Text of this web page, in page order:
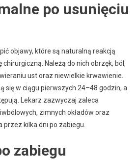
po usunięciu
objawy, które są naturalną reakcją
Należą do nich obrzęk, ból,
ust oraz niewielkie krwawienie.
się w ciągu pierwszych 24–48 godzin, a
Lekarz zazwyczaj zaleca
zimnych okładów oraz
przez kilka dni po zabiegu.
zabiegu